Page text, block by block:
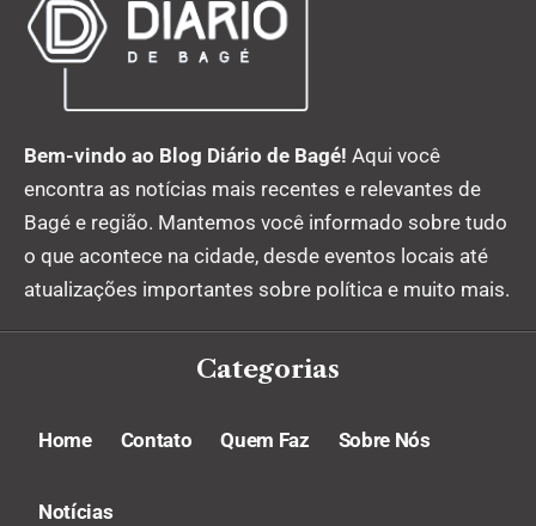
Bem-vindo ao Blog Diário de Bagé! Aqui você
encontra as notícias mais recentes e relevantes de
Bagé e região. Mantemos você informado sobre tudo
o que acontece na cidade, desde eventos locais até
atualizações importantes sobre política e muito mais.
Categorias
Home Contato Quem Faz Sobre Nós
Notícias